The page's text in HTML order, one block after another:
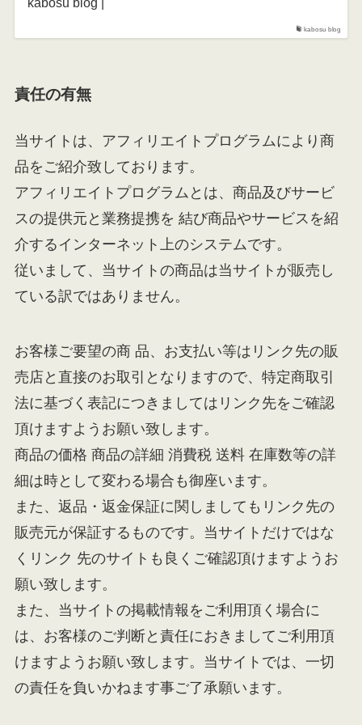
kabosu blog
責任の有無
当サイトは、アフィリエイトプログラムにより商
品をご紹介致しております。
アフィリエイトプログラムとは、商品及びサービ
スの提供元と業務提携を 結び商品やサービスを紹
介するインターネット上のシステムです。
従いまして、当サイトの商品は当サイトが販売し
ている訳ではありません。
お客様ご要望の商 品、お支払い等はリンク先の販
売店と直接のお取引となりますので、特定商取引
法に基づく表記につきましてはリンク先をご確認
頂けますようお願い致します。
商品の価格 商品の詳細 消費税 送料 在庫数等の詳
細は時として変わる場合も御座います。
また、返品・返金保証に関しましてもリンク先の
販売元が保証するものです。当サイトだけではな
くリンク 先のサイトも良くご確認頂けますようお
願い致します。
また、当サイトの掲載情報をご利用頂く場合に
は、お客様のご判断と責任におきましてご利用頂
けますようお願い致します。当サイトでは、一切
の責任を負いかねます事ご了承願います。